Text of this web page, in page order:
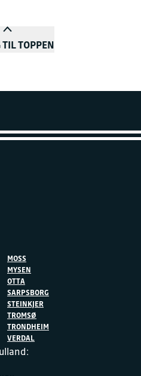
TIL TOPPEN
MOSS
MYSEN
OTTA
SARPSBORG
STEINKJER
TROMSØ
TRONDHEIM
VERDAL